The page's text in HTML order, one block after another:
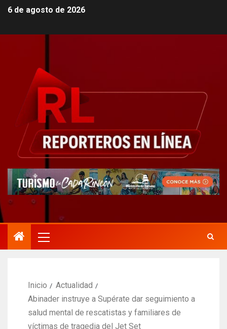
6 de agosto de 2026
Inicio
Actualidad
Abinader instruye a Supérate dar seguimiento a
salud mental de rescatistas y familiares de
víctimas de tragedia del Jet Set